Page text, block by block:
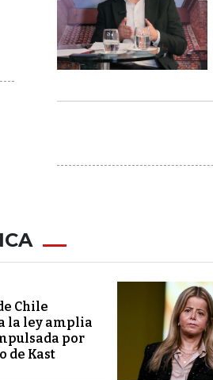
Chile
la ley amplia
por
de Kast